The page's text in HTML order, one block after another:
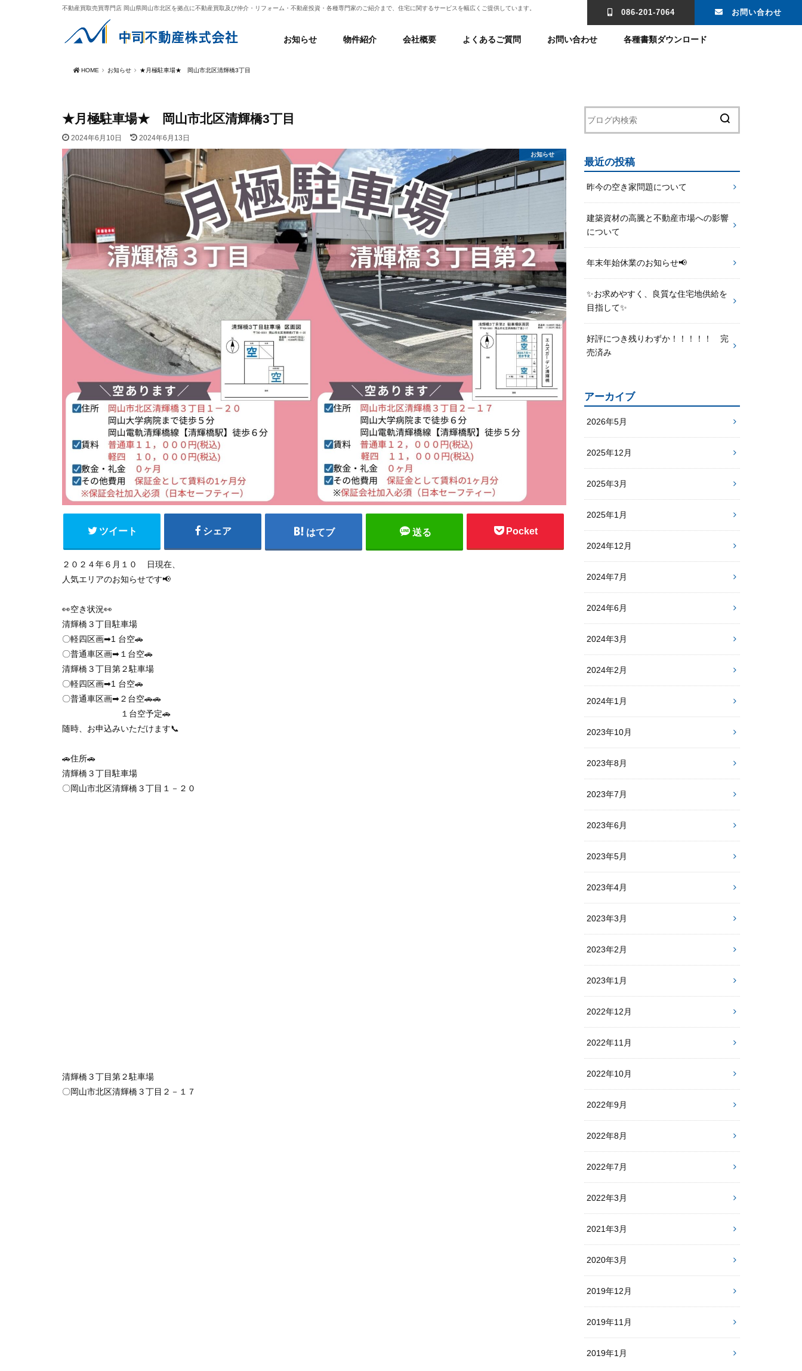
不動産買取売買専門店 岡山県岡山市北区を拠点に不動産買取及び仲介・リフォーム・不動産投資・各種専門家のご紹介まで、住宅に関するサービスを幅広くご提供しています。 086-201-7064 お問い合わせ
お知らせ 物件紹介 会社概要 よくあるご質問 お問い合わせ 各種書類ダウンロード
HOME お知らせ ★月極駐車場★ 岡山市北区清輝橋3丁目
★月極駐車場★ 岡山市北区清輝橋3丁目
2024年6月10日 2024年6月13日
お知らせ
ツイート シェア はてブ 送る Pocket
２０２４年６月１０ 日現在、
人気エリアのお知らせです📢
👀空き状況👀
清輝橋３丁目駐車場
〇軽四区画➡1 台空🚗
〇普通車区画➡１台空🚗
清輝橋３丁目第２駐車場
〇軽四区画➡1 台空🚗
〇普通車区画➡２台空🚗🚗
１台空予定🚗
随時、お申込みいただけます📞
🚗住所🚗
清輝橋３丁目駐車場
〇岡山市北区清輝橋３丁目１－２０
清輝橋３丁目第２駐車場
〇岡山市北区清輝橋３丁目２－１７
最近の投稿
昨今の空き家問題について
建築資材の高騰と不動産市場への影響
について
年末年始休業のお知らせ📢
✨お求めやすく、良質な住宅地供給を
目指して✨
好評につき残りわずか！！！！！ 完
売済み
アーカイブ
2026年5月
2025年12月
2025年3月
2025年1月
2024年12月
2024年7月
2024年6月
2024年3月
2024年2月
2024年1月
2023年10月
2023年8月
2023年7月
2023年6月
2023年5月
2023年4月
2023年3月
2023年2月
2023年1月
2022年12月
2022年11月
2022年10月
2022年9月
2022年8月
2022年7月
2022年3月
2021年3月
2020年3月
2019年12月
2019年11月
2019年1月